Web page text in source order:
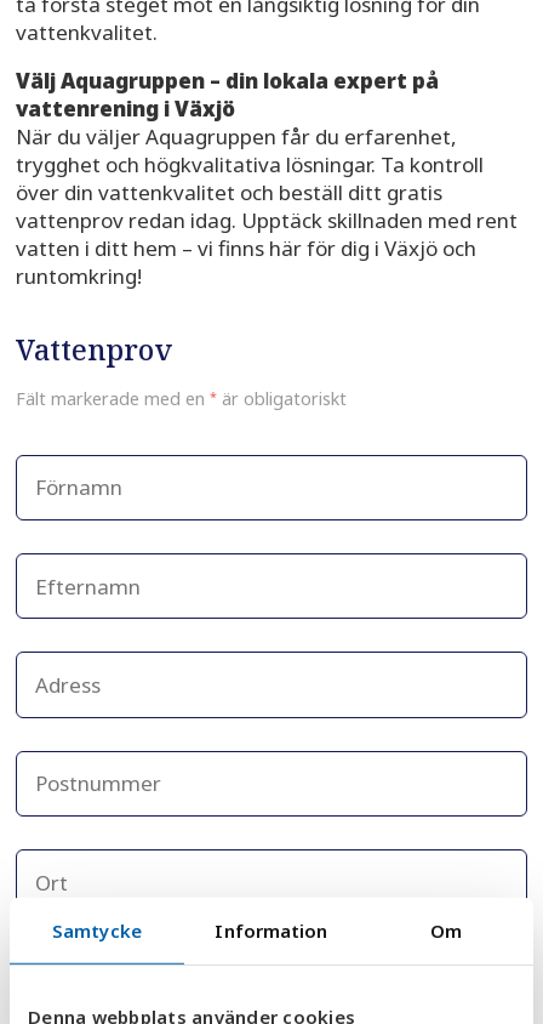
Samtycke Information Om
Denna webbplats använder cookies
vattenkvalitet.
Välj Aquagruppen – din lokala expert på
vattenrening i Växjö
När du väljer Aquagruppen får du erfarenhet,
trygghet och högkvalitativa lösningar. Ta kontroll
över din vattenkvalitet och beställ ditt gratis
vattenprov redan idag. Upptäck skillnaden med rent
vatten i ditt hem – vi finns här för dig i Växjö och
runtomkring!
Vattenprov
Fält markerade med en *är obligatoriskt